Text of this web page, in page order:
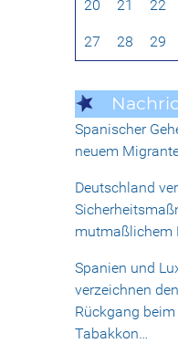
20 21 22
27 28 29
Spanischer
neuem
Deutschland
mutmaßlichem
Spanien und
verzeichnen
Rückgang
Tabakkon…